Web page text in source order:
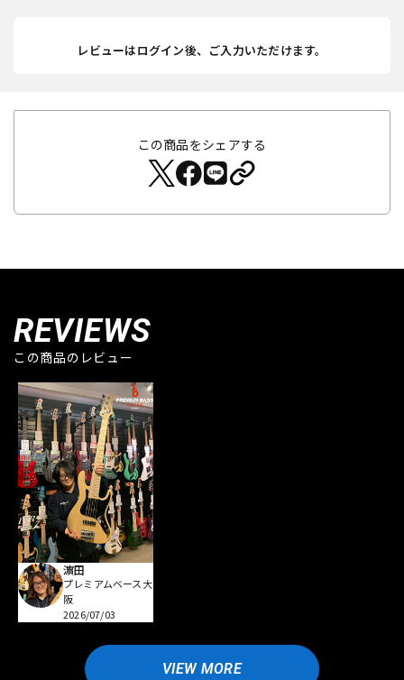
レビューはログイン後、ご入力いただけます。
この商品をシェアする
REVIEWS
この商品のレビュー
濵田
プレミアムベース大
阪
2026/07/03
VIEW MORE